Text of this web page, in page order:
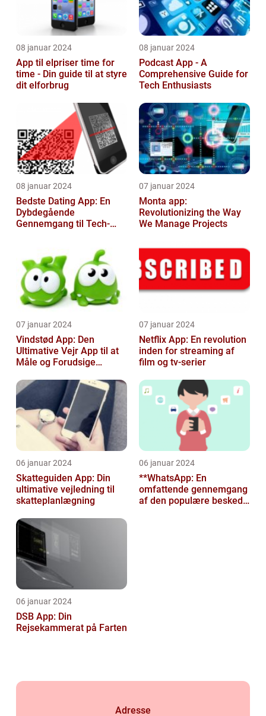
08 januar 2024
App til elpriser time for
time - Din guide til at styre
dit elforbrug
08 januar 2024
Podcast App - A
Comprehensive Guide for
Tech Enthusiasts
08 januar 2024
Bedste Dating App: En
Dybdegående
Gennemgang til Tech-
07 januar 2024
Monta app:
Revolutionizing the Way
We Manage Projects
07 januar 2024
Vindstød App: Den
Ultimative Vejr App til at
Måle og Forudsige
07 januar 2024
Netflix App: En revolution
inden for streaming af
film og tv-serier
06 januar 2024
Skatteguiden App: Din
ultimative vejledning til
skatteplanlægning
06 januar 2024
**WhatsApp: En
omfattende gennemgang
af den populære besked-
06 januar 2024
DSB App: Din
Rejsekammerat på Farten
Adresse